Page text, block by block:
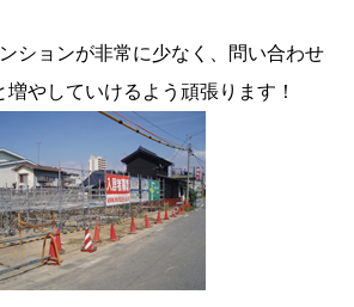
ションが非常に少なく、問い合わせ
増やしていけるよう頑張ります！